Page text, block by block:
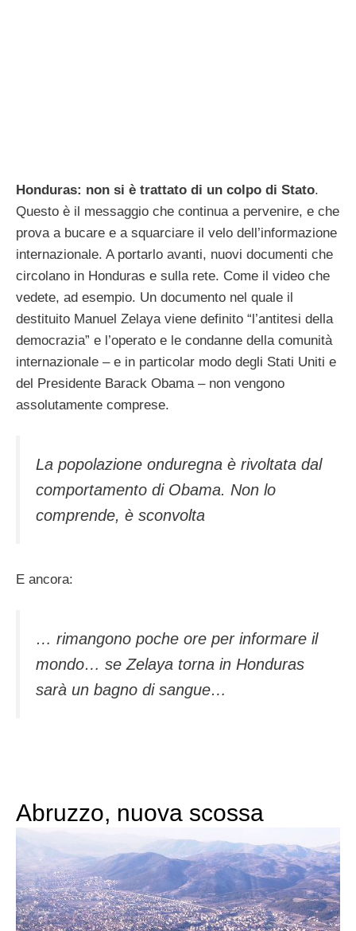
Honduras: non si è trattato di un colpo di Stato.
Questo è il messaggio che continua a pervenire, e che
prova a bucare e a squarciare il velo dell’informazione
internazionale. A portarlo avanti, nuovi documenti che
circolano in Honduras e sulla rete. Come il video che
vedete, ad esempio. Un documento nel quale il
destituito Manuel Zelaya viene definito “l’antitesi della
democrazia” e l’operato e le condanne della comunità
internazionale – e in particolar modo degli Stati Uniti e
del Presidente Barack Obama – non vengono
assolutamente comprese.
La popolazione onduregna è rivoltata dal
comportamento di Obama. Non lo
comprende, è sconvolta
E ancora:
… rimangono poche ore per informare il
mondo… se Zelaya torna in Honduras
sarà un bagno di sangue…
Abruzzo, nuova scossa